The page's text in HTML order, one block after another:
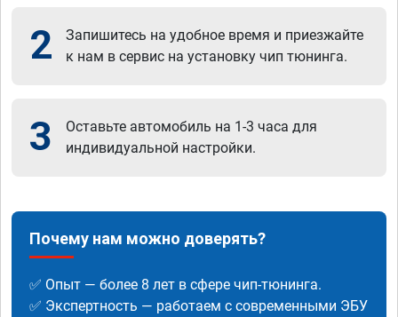
2
Запишитесь на удобное время и приезжайте
к нам в сервис на установку чип тюнинга.
3
Оставьте автомобиль на 1-3 часа для
индивидуальной настройки.
Почему нам можно доверять?
✅ Опыт — более 8 лет в сфере чип-тюнинга.
✅ Экспертность — работаем с современными ЭБУ